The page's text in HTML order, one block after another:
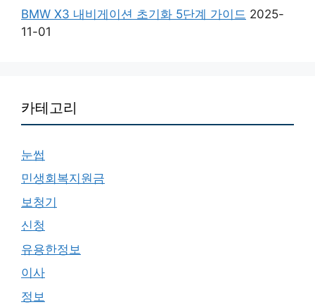
BMW X3 내비게이션 초기화 5단계 가이드 2025-
11-01
카테고리
눈썹
민생회복지원금
보청기
신청
유용한정보
이사
정보